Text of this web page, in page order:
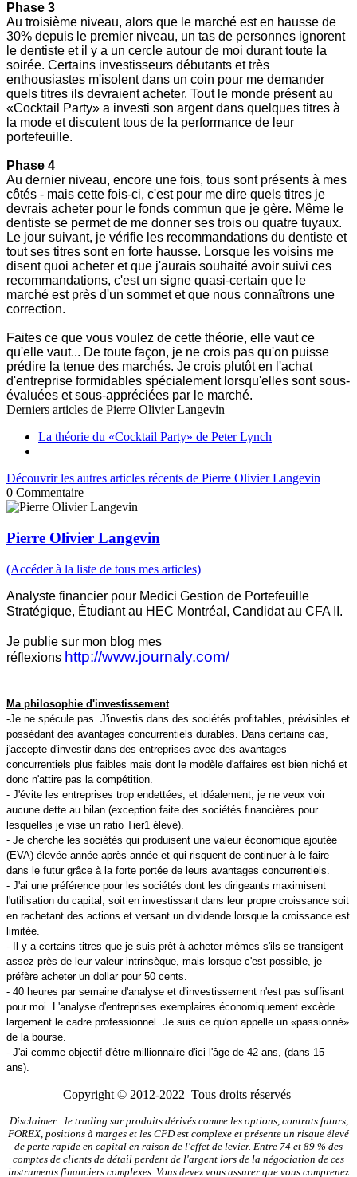
Phase 3
Au troisième niveau, alors que le marché est en hausse de
30% depuis le premier niveau, un tas de personnes ignorent
le dentiste et il y a un cercle autour de moi durant toute la
soirée. Certains investisseurs débutants et très
enthousiastes m'isolent dans un coin pour me demander
quels titres ils devraient acheter. Tout le monde présent au
«Cocktail Party» a investi son argent dans quelques titres à
la mode et discutent tous de la performance de leur
portefeuille.
Phase 4
Au dernier niveau, encore une fois, tous sont présents à mes
côtés - mais cette fois-ci, c'est pour me dire quels titres je
devrais acheter pour le fonds commun que je gère. Même le
dentiste se permet de me donner ses trois ou quatre tuyaux.
Le jour suivant, je vérifie les recommandations du dentiste et
tout ses titres sont en forte hausse. Lorsque les voisins me
disent quoi acheter et que j'aurais souhaité avoir suivi ces
recommandations, c'est un signe quasi-certain que le
marché est près d'un sommet et que nous connaîtrons une
correction.
Faites ce que vous voulez de cette théorie, elle vaut ce
qu'elle vaut... De toute façon, je ne crois pas qu'on puisse
prédire la tenue des marchés. Je crois plutôt en l'achat
d'entreprise formidables spécialement lorsqu'elles sont sous-
évaluées et sous-appréciées par le marché.
Derniers articles de Pierre Olivier Langevin
La théorie du «Cocktail Party» de Peter Lynch
Découvrir les autres articles récents de Pierre Olivier Langevin
0 Commentaire
Pierre Olivier Langevin
(Accéder à la liste de tous mes articles)
Analyste financier pour Medici Gestion de Portefeuille
Stratégique, Étudiant au HEC Montréal, Candidat au CFA II.
Je publie sur mon blog mes
réflexions http://www.journaly.com/
Ma philosophie d'investissement
-Je ne spécule pas. J'investis dans des sociétés profitables, prévisibles et
possédant des avantages concurrentiels durables. Dans certains cas,
j'accepte d'investir dans des entreprises avec des avantages
concurrentiels plus faibles mais dont le modèle d'affaires est bien niché et
donc n'attire pas la compétition.
- J'évite les entreprises trop endettées, et idéalement, je ne veux voir
aucune dette au bilan (exception faite des sociétés financières pour
lesquelles je vise un ratio Tier1 élevé).
- Je cherche les sociétés qui produisent une valeur économique ajoutée
(EVA) élevée année après année et qui risquent de continuer à le faire
dans le futur grâce à la forte portée de leurs avantages concurrentiels.
- J'ai une préférence pour les sociétés dont les dirigeants maximisent
l'utilisation du capital, soit en investissant dans leur propre croissance soit
en rachetant des actions et versant un dividende lorsque la croissance est
limitée.
- Il y a certains titres que je suis prêt à acheter mêmes s'ils se transigent
assez près de leur valeur intrinsèque, mais lorsque c'est possible, je
préfère acheter un dollar pour 50 cents.
- 40 heures par semaine d'analyse et d'investissement n'est pas suffisant
pour moi. L'analyse d'entreprises exemplaires économiquement excède
largement le cadre professionnel. Je suis ce qu'on appelle un «passionné»
de la bourse.
- J'ai comme objectif d'être millionnaire d'ici l'âge de 42 ans, (dans 15
ans).
Copyright © 2012-2022 Tous droits réservés
Disclaimer : le trading sur produits dérivés comme les options, contrats futurs,
FOREX, positions à marges et les CFD est complexe et présente un risque élevé
de perte rapide en capital en raison de l'effet de levier. Entre 74 et 89 % des
comptes de clients de détail perdent de l'argent lors de la négociation de ces
instruments financiers complexes. Vous devez vous assurer que vous comprenez